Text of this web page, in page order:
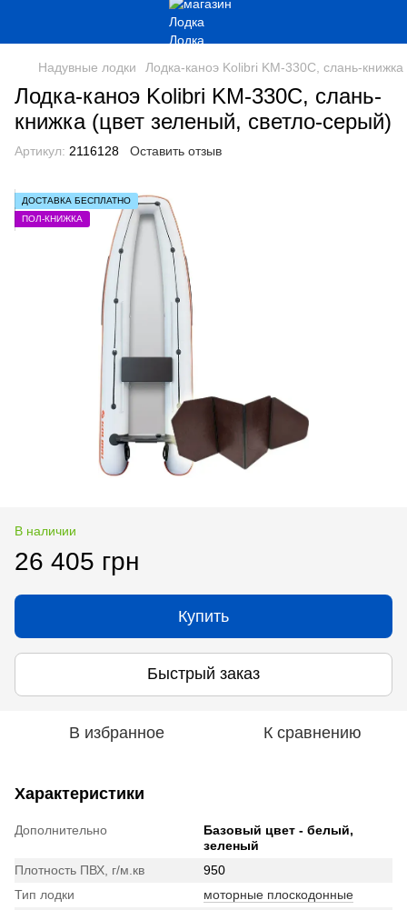
Надувные лодки Лодка-каноэ Kolibri KМ-330С, слань-
Лодка-каноэ Kolibri KМ-330С, слань-
книжка (цвет зеленый, светло-серый)
Артикул: 2116128 Оставить отзыв
ДОСТАВКА БЕСПЛАТНО
ПОЛ-КНИЖКА
В наличии
26 405 грн
Купить
Быстрый заказ
В избранное К сравнению
Характеристики
Дополнительно
Базовый цвет - белый,
зеленый
Плотность ПВХ, г/м.кв
950
Тип лодки
моторные плоскодонные